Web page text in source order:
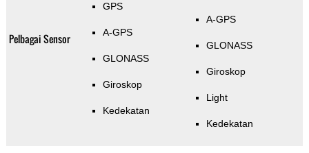
Pelbagai Sensor
GPS
A-GPS
GLONASS
Giroskop
Kedekatan
A-GPS
GLONASS
Giroskop
Light
Kedekatan